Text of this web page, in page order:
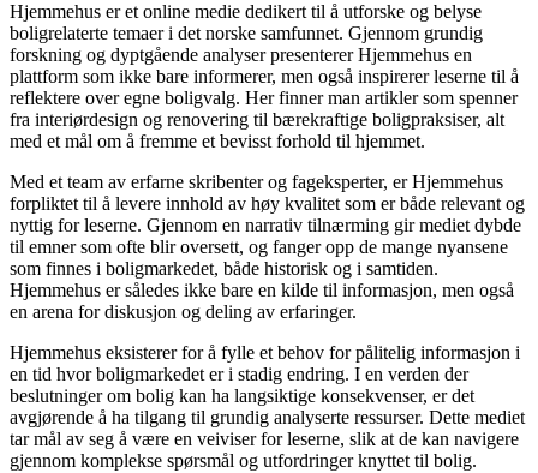
Hjemmehus er et online medie dedikert til å utforske og belyse
boligrelaterte temaer i det norske samfunnet. Gjennom grundig
forskning og dyptgående analyser presenterer Hjemmehus en
plattform som ikke bare informerer, men også inspirerer leserne til å
reflektere over egne boligvalg. Her finner man artikler som spenner
fra interiørdesign og renovering til bærekraftige boligpraksiser, alt
med et mål om å fremme et bevisst forhold til hjemmet.
Med et team av erfarne skribenter og fageksperter, er Hjemmehus
forpliktet til å levere innhold av høy kvalitet som er både relevant og
nyttig for leserne. Gjennom en narrativ tilnærming gir mediet dybde
til emner som ofte blir oversett, og fanger opp de mange nyansene
som finnes i boligmarkedet, både historisk og i samtiden.
Hjemmehus er således ikke bare en kilde til informasjon, men også
en arena for diskusjon og deling av erfaringer.
Hjemmehus eksisterer for å fylle et behov for pålitelig informasjon i
en tid hvor boligmarkedet er i stadig endring. I en verden der
beslutninger om bolig kan ha langsiktige konsekvenser, er det
avgjørende å ha tilgang til grundig analyserte ressurser. Dette mediet
tar mål av seg å være en veiviser for leserne, slik at de kan navigere
gjennom komplekse spørsmål og utfordringer knyttet til bolig.